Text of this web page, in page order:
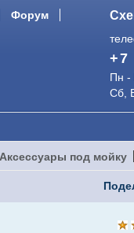
Форум
+7
Пн -
Сб,
Аксессуары под мойку